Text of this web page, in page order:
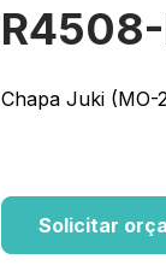
Chapa Juki (MO-
Solicitar